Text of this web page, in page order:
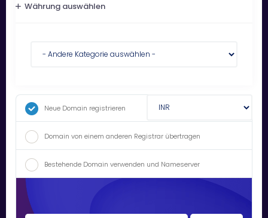
Währung auswählen
Neue Domain registrieren
Domain von einem anderen Registrar übertragen
Bestehende Domain verwenden und Nameserver
aktualisieren